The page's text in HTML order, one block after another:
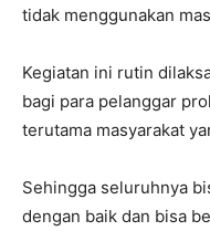
tidak menggunakan
Kegiatan ini rutin
bagi para pelanggar
terutama masyarakat
Sehingga seluruhnya
dengan baik dan bisa